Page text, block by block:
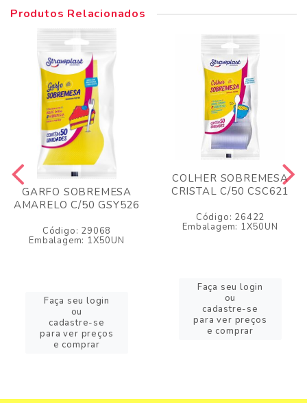
Produtos Relacionados
GARFO SOBREMESA
AMARELO C/50 GSY526
Código: 29068
Embalagem: 1X50UN
Faça seu login
ou
cadastre-se
para ver preços
e comprar
COLHER SOBREMESA
CRISTAL C/50 CSC621
Código: 26422
Embalagem: 1X50UN
Faça seu login
ou
cadastre-se
para ver preços
e comprar